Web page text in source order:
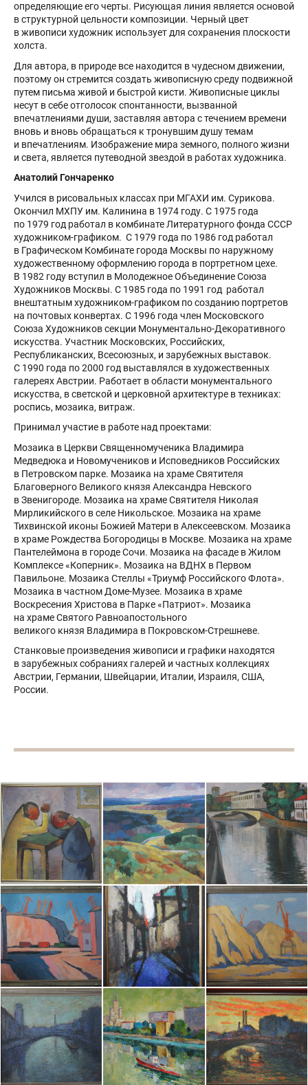
определяющие его черты. Рисующая линия является основой
в структурной цельности композиции. Черный цвет
в живописи художник использует для сохранения плоскости
холста.
Для автора, в природе все находится в чудесном движении,
поэтому он стремится создать живописную среду подвижной
путем письма живой и быстрой кисти. Живописные циклы
несут в себе отголосок спонтанности, вызванной
впечатлениями души, заставляя автора с течением времени
вновь и вновь обращаться к тронувшим душу темам
и впечатлениям. Изображение мира земного, полного жизни
и света, является путеводной звездой в работах художника.
Анатолий Гончаренко
Учился в рисовальных классах при МГАХИ им. Сурикова.
Окончил МХПУ им. Калинина в 1974 году. С 1975 года
по 1979 год работал в комбинате Литературного фонда СССР
художником-графиком. С 1979 года по 1986 год работал
в Графическом Комбинате города Москвы по наружному
художественному оформлению города в портретном цехе.
В 1982 году вступил в Молодежное Объединение Союза
Художников Москвы. С 1985 года по 1991 год работал
внештатным художником-графиком по созданию портретов
на почтовых конвертах. С 1996 года член Московского
Союза Художников секции Монументально-Декоративного
искусства. Участник Московских, Российских,
Республиканских, Всесоюзных, и зарубежных выставок.
С 1990 года по 2000 год выставлялся в художественных
галереях Австрии. Работает в области монументального
искусства, в светской и церковной архитектуре в техниках:
роспись, мозаика, витраж.
Принимал участие в работе над проектами:
Мозаика в Церкви Священномученика Владимира
Медведюка и Новомучеников и Исповедников Российских
в Петровском парке. Мозаика на храме Святителя
Благоверного Великого князя Александра Невского
в Звенигороде. Мозаика на храме Святителя Николая
Мирликийского в селе Никольское. Мозаика на храме
Тихвинской иконы Божией Матери в Алексеевском. Мозаика
в храме Рождества Богородицы в Москве. Мозаика на храме
Пантелеймона в городе Сочи. Мозаика на фасаде в Жилом
Комплексе «Коперник». Мозаика на ВДНХ в Первом
Павильоне. Мозаика Стеллы «Триумф Российского Флота».
Мозаика в частном Доме-Музее. Мозаика в храме
Воскресения Христова в Парке «Патриот». Мозаика
на храме Святого Равноапостольного
великого князя Владимира в Покровском-Стрешневе.
Станковые произведения живописи и графики находятся
в зарубежных собраниях галерей и частных коллекциях
Австрии, Германии, Швейцарии, Италии, Израиля, США,
России.